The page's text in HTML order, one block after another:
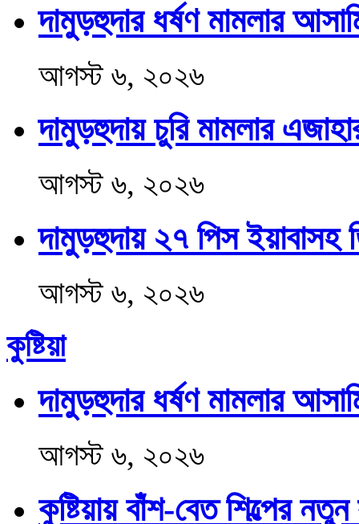
দামুড়হুদার ধর্ষণ মামলার
আগস্ট ৬, ২০২৬
দামুড়হুদায় চুরি মামলার
আগস্ট ৬, ২০২৬
দামুড়হুদায় ২৭ পিস ইয়াবাসহ
আগস্ট ৬, ২০২৬
কুষ্টিয়া
দামুড়হুদার ধর্ষণ মামলার
আগস্ট ৬, ২০২৬
কুষ্টিয়ায় বাঁশ-বেত শিল্পের